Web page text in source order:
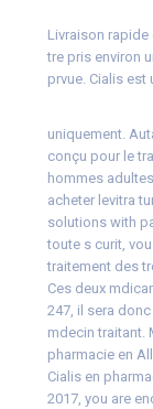
Livraison rapide
tre pris environ
prvue. Cialis
uniquement.
conçu pour le
hommes
acheter levitra
solutions with
toute s curit,
traitement des
Ces deux
247, il sera
mdecin traitant.
pharmacie en
Cialis en
2017, you are